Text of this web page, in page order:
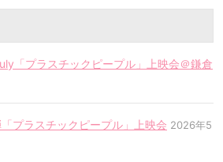
「プラスチックピープル」上映会＠鎌倉
プラスチックピープル」上映会 2026年5